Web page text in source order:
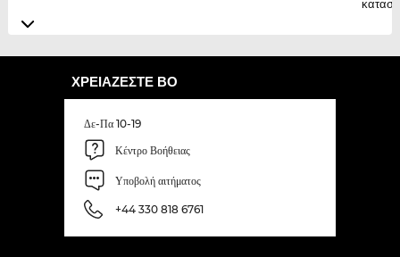
ΧΡΕΙΆΖΕΣΤΕ ΒΟ
Δε-Πα 10-19
Κέντρο Βοήθειας
Υποβολή αιτήματος
+44 330 818 6761